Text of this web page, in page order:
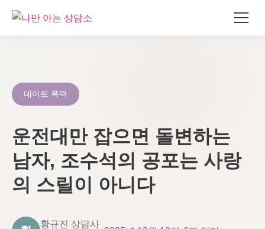
데이트 폭력
운전대만 잡으면 돌변하는
남자, 조수석의 공포는 사랑
의 스릴이 아니다
황규진 상담사